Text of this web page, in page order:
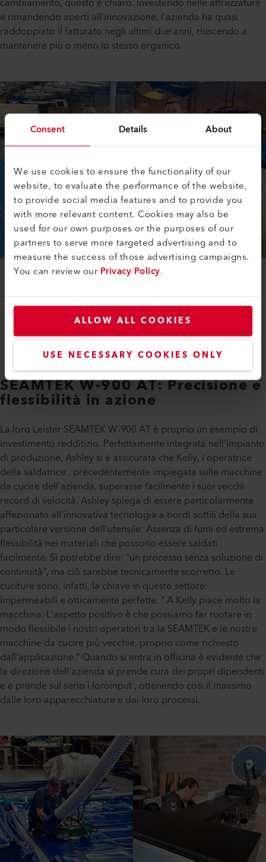
Consent Details About
We use cookies to ensure the functionality of our
website, to evaluate the performance of the website,
to provide social media features and to provide you
with more relevant content. Cookies may also be
used for our own purposes or the purposes of our
partners to serve more targeted advertising and to
measure the success of those advertising campaigns.
You can review ourPrivacy Policy.
ALLOW ALL COOKIES
USE NECESSARY COOKIES ONLY
e rimandendo aperti all'innovazione, l'azienda ha quasi
raddoppiato il fatturato negli ultimi due anni, riuscendo a
mantenere più o meno lo stesso organico.
Tony Clarke, Business Manager per il Regno Unito centrale , Welwyn
Martin, Operations manager , Andrew Mitchell & Co. Ltd, Wigan (da
SEAMTEK W-900 AT: Precisione e
flessibilità in azione
La loro Leister SEAMTEK W-900 AT è proprio un esempio di
investimento redditizio. Perfettamente integrata nell'impianto
di produzione, Ashley si è assicurata che Kelly, l'operatrice
della saldatrice , precedentemente impiegata sulle macchine
da cucire dell'azienda, superasse facilmente i suoi vecchi
record di velocità. Ashley spiega di essere particolarmente
affezionato all'innovativa tecnologia a bordi sottili della sua
particolare versione dell’utensile: Assenza di fumi ed estrema
flessibilità nei materiali che possono essere saldati
facilmente. Si potrebbe dire: "un processo senza soluzione di
continuità", ma ciò sarebbe tecnicamente scorretto. Le
cuciture sono, infatti, la chiave in questo settore:
Impermeabili e otticamente perfette. " A Kelly piace molto la
macchina. L’aspetto positivo è che possiamo far ruotare in
modo flessibile i nostri operatori tra la SEAMTEK e le nostre
macchine da cucire più vecchie, proprio come richiesto
dall'applicazione." Quando si entra in officina è evidente che
la direzione dell'azienda si prende cura dei propri dipendenti
e e prende sul serio i loroinput , ottenendo così il massimo
dalle loro apparecchiature e dai loro processi.